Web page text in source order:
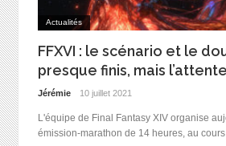
Actualités
FFXVI : le scénario et le
presque finis, mais
Jérémie 10 juillet 2021
L'équipe de Final Fantasy XIV organise
émission-marathon de 14 heures, au